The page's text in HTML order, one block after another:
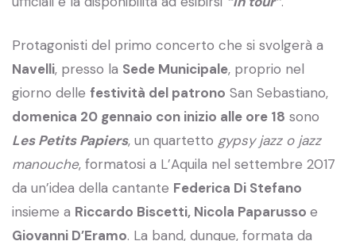
Protagonisti del primo concerto che si svolgerà a
Navelli, presso la Sede Municipale, proprio nel
giorno delle festività del patrono San Sebastiano,
domenica 20 gennaio con inizio alle ore 18 sono
Les Petits Papiers, un quartetto gypsy jazz o jazz
manouche, formatosi a L’Aquila nel settembre 2017
da un’idea della cantante Federica Di Stefano
insieme a Riccardo Biscetti, Nicola Paparusso e
Giovanni D’Eramo. La band, dunque, formata da